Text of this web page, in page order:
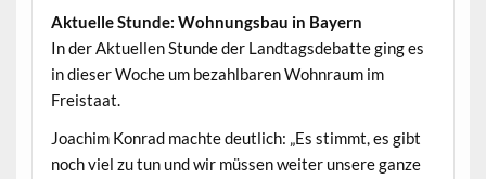
Aktuelle Stunde: Woh­nungs­bau in Bayern
In der Aktuellen Stunde der Land­tags­de­bat­te ging es
in dieser Woche um bezahlbaren Wohn­raum im
Freistaat.
Joachim Kon­rad machte deut­lich: „Es stimmt, es gibt
noch viel zu tun und wir müssen weit­er unsere ganze